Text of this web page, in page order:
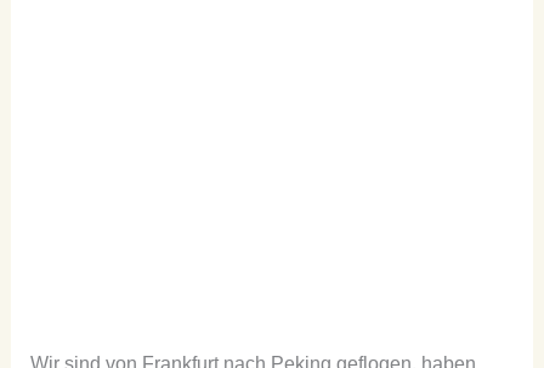
Wir sind von Frankfurt nach Peking geflogen, haben